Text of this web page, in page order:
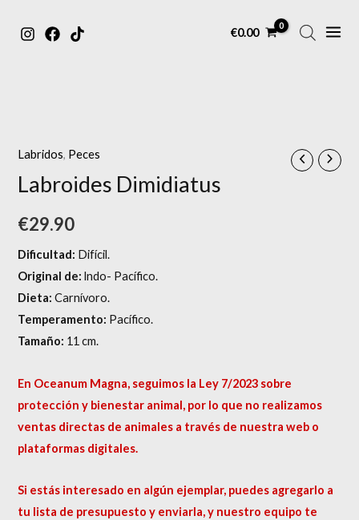
€0.00
MENU
Labridos, Peces
Labroides Dimidiatus
€29.90
Dificultad: Difícil.
Original de: lndo- Pacífico.
Dieta: Carnívoro.
Temperamento: Pacífico.
Tamaño: 11 cm.
En Oceanum Magna, seguimos la Ley 7/2023 sobre
protección y bienestar animal, por lo que no realizamos
ventas directas de animales a través de nuestra web o
plataformas digitales.
Si estás interesado en algún ejemplar, puedes agregarlo a
tu lista de presupuesto y enviarla, y nuestro equipo te